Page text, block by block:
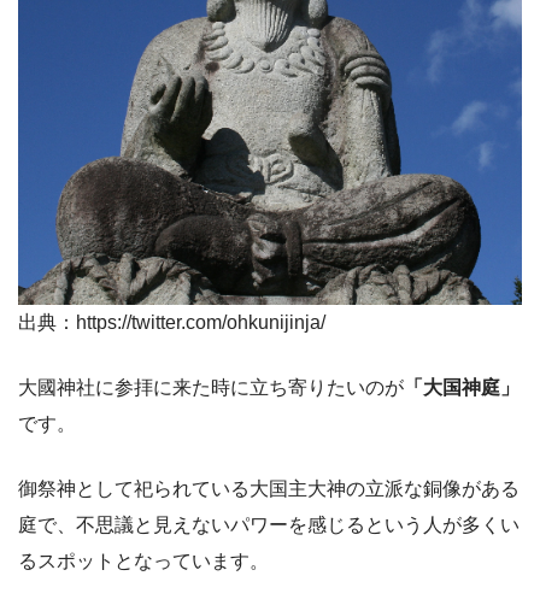
出典：https://twitter.com/ohkunijinja/
大國神社に参拝に来た時に立ち寄りたいのが 「大国神庭」
です。
御祭神として祀られている大国主大神の立派な銅像がある
庭で、不思議と見えないパワーを感じるという人が多くい
るスポットとなっています。